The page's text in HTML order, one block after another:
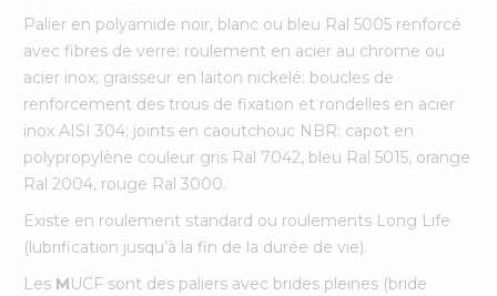
Palier en polyamide noir, blanc ou bleu Ral 5005 renforcé
avec fibres de verre; roulement en acier au chrome ou
acier inox; graisseur en laiton nickelé; boucles de
renforcement des trous de fixation et rondelles en acier
inox AISI 304; joints en caoutchouc NBR; capot en
polypropylène couleur gris Ral 7042, bleu Ral 5015, orange
Ral 2004, rouge Ral 3000.
Existe en roulement standard ou roulements Long Life
(lubrification jusqu’à la fin de la durée de vie).
Les MUCF sont des paliers avec brides pleines (bride